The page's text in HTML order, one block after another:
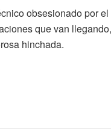
obsesionado por
que van llegando,
hinchada.